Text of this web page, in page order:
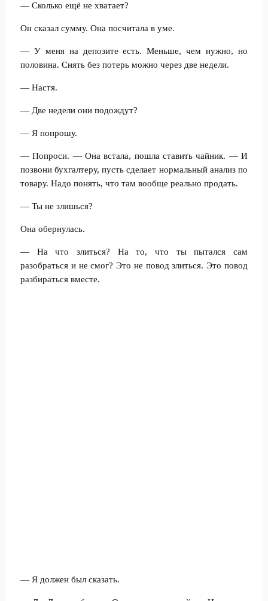
— Сколько ещё не хватает?
Он сказал сумму. Она посчитала в уме.
— У меня на депозите есть. Меньше, чем нужно, но
половина. Снять без потерь можно через две недели.
— Настя.
— Две недели они подождут?
— Я попрошу.
— Попроси. — Она встала, пошла ставить чайник. — И
позвони бухгалтеру, пусть сделает нормальный анализ по
товару. Надо понять, что там вообще реально продать.
— Ты не злишься?
Она обернулась.
— На что злиться? На то, что ты пытался сам
разобраться и не смог? Это не повод злиться. Это повод
разбираться вместе.
— Я должен был сказать.